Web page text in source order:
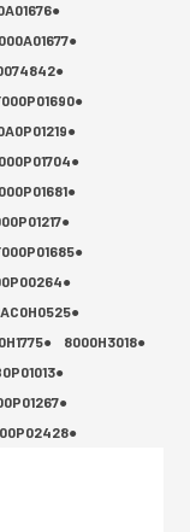
8000H3018●